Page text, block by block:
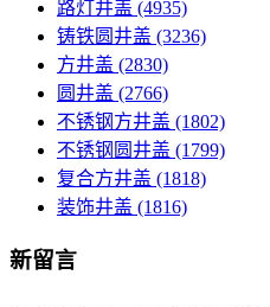
路灯井盖 (4935)
铸铁圆井盖 (3236)
方井盖 (2830)
圆井盖 (2766)
不锈钢方井盖 (1802)
不锈钢圆井盖 (1799)
复合方井盖 (1818)
装饰井盖 (1816)
新留言